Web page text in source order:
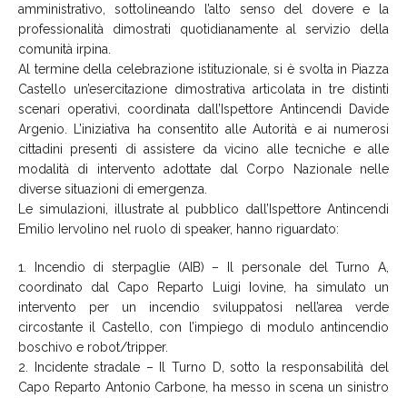
amministrativo, sottolineando l’alto senso del dovere e la
professionalità dimostrati quotidianamente al servizio della
comunità irpina.
Al termine della celebrazione istituzionale, si è svolta in Piazza
Castello un’esercitazione dimostrativa articolata in tre distinti
scenari operativi, coordinata dall’Ispettore Antincendi Davide
Argenio. L’iniziativa ha consentito alle Autorità e ai numerosi
cittadini presenti di assistere da vicino alle tecniche e alle
modalità di intervento adottate dal Corpo Nazionale nelle
diverse situazioni di emergenza.
Le simulazioni, illustrate al pubblico dall’Ispettore Antincendi
Emilio Iervolino nel ruolo di speaker, hanno riguardato:
1. Incendio di sterpaglie (AIB) – Il personale del Turno A,
coordinato dal Capo Reparto Luigi Iovine, ha simulato un
intervento per un incendio sviluppatosi nell’area verde
circostante il Castello, con l’impiego di modulo antincendio
boschivo e robot/tripper.
2. Incidente stradale – Il Turno D, sotto la responsabilità del
Capo Reparto Antonio Carbone, ha messo in scena un sinistro